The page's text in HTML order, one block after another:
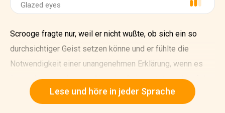
Glazed eyes
Scrooge fragte nur, weil er nicht wußte, ob sich ein so
durchsichtiger Geist setzen könne und er fühlte die
Notwendigkeit einer unangenehmen Erklärung, wenn es
ihm nicht möglich wäre. Aber der Geist setzte sich auf der
anderen Seite des Kamins nieder, als sei er daran
Lese und höre in jeder Sprache